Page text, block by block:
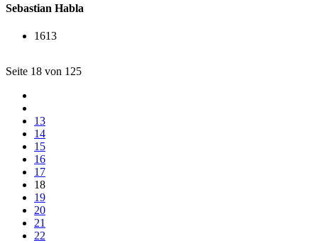
Sebastian Habla
1613
Seite 18 von 125
13
14
15
16
17
18
19
20
21
22